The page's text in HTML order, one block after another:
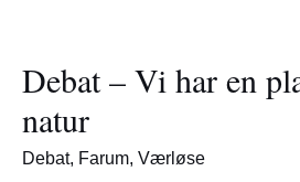
Debat – Vi har en
natur
Debat, Farum, Værløse
Vi
har
en
plan